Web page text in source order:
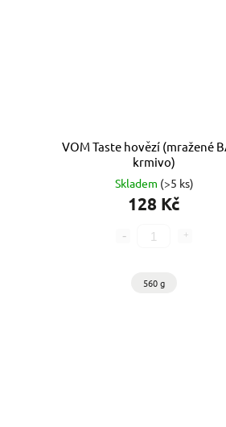
VOM Taste hovězí (mražené
krmivo)
Skladem (>5 ks)
128 Kč
560 g